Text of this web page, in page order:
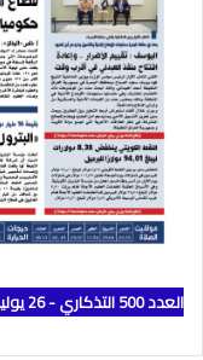
العدد 500 التذكاري - 26 يوليو 2026 - السنة الثالثة